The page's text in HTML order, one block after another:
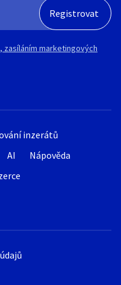
inzerátů
AI
Nápověda
zasíláním marketingových